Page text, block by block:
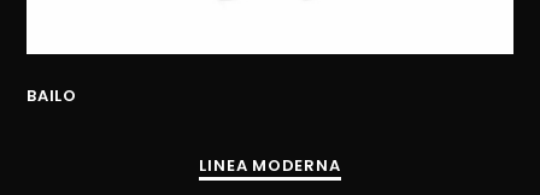
BAILO
LINEA MODERNA